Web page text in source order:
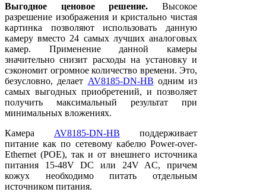
Выгодное ценовое решение. Высокое
разрешение изображения и кристально чистая
картинка позволяют использовать данную
камеру вместо 24 самых лучших аналоговых
камер. Применение данной камеры
значительно снизит расходы на установку и
сэкономит огромное количество времени. Это,
безусловно, делает AV8185-DN-HB одним из
самых выгодных приобретений, и позволяет
получить максимальный результат при
минимальных вложениях.
Камера AV8185-DN-HB поддерживает
питание как по сетевому кабелю Power-over-
Ethernet (POE), так и от внешнего источника
питания 15-48V DC или 24V AC, причем
кожух необходимо питать отдельным
источником питания.